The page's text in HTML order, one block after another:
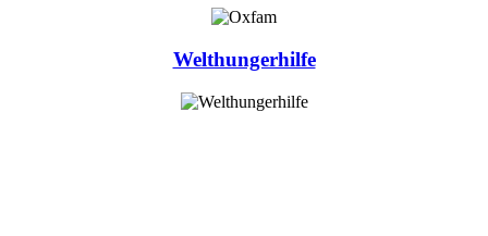
Welthungerhilfe